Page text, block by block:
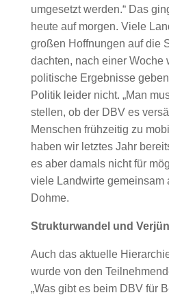
umgesetzt werden.“ Das
heute auf morgen. Viele
großen Hoffnungen auf die
dachten, nach einer Woche
politische Ergebnisse
Politik leider nicht. „Man
stellen, ob der DBV es
Menschen frühzeitig zu
haben wir letztes Jahr
es aber damals nicht für
viele Landwirte gemeinsam
Dohme.
Strukturwandel und
Auch das aktuelle
wurde von den
„Was gibt es beim DBV für